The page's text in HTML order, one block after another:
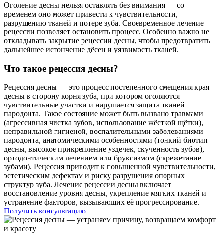
Оголение десны нельзя оставлять без внимания — со
временем оно может привести к чувствительности,
разрушению тканей и потере зуба. Своевременное лечение
рецессии позволяет остановить процесс. Особенно важно не
откладывать закрытие рецессии десны, чтобы предотвратить
дальнейшее истончение дёсен и уязвимость тканей.
Что такое рецессия десны?
Рецессия десны — это процесс постепенного смещения края
десны в сторону корня зуба, при котором оголяются
чувствительные участки и нарушается защита тканей
пародонта. Такое состояние может быть вызвано травмами
(агрессивная чистка зубов, использование жёсткой щётки),
неправильной гигиеной, воспалительными заболеваниями
пародонта, анатомическими особенностями (тонкий биотип
десны, высокое прикрепление уздечек, скученность зубов),
ортодонтическим лечением или бруксизмом (скрежетание
зубами). Рецессия приводит к повышенной чувствительности,
эстетическим дефектам и риску разрушения опорных
структур зуба. Лечение рецессии десны включает
восстановление уровня десны, укрепление мягких тканей и
устранение факторов, вызывающих её прогрессирование.
Получить консультацию